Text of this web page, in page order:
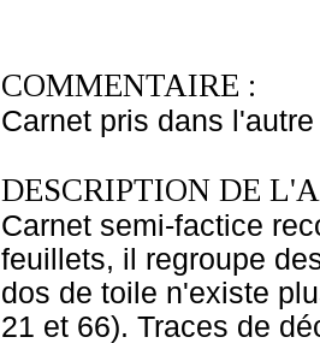
COMMENTAIRE :
Carnet pris dans
DESCRIPTION DE
Carnet semi-factice
feuillets, il regroupe
dos de toile n'existe
21 et 66). Traces de